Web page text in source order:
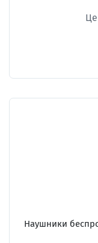
Наушники